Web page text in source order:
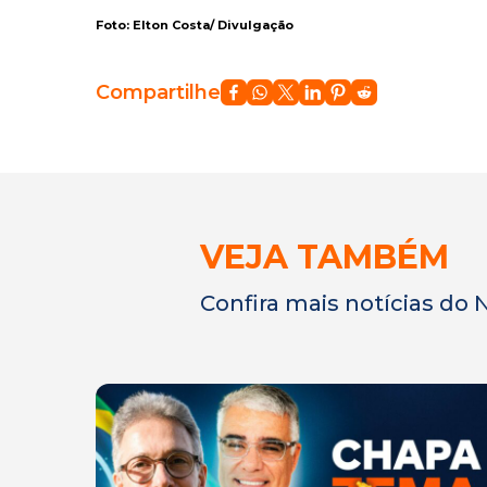
Foto: Elton Costa/ Divulgação
Compartilhe
VEJA TAMBÉM
Confira mais notícias do